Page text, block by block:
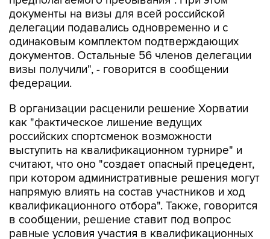
документы на визы для всей российской
делегации подавались одновременно и с
одинаковым комплектом подтверждающих
документов. Остальные 56 членов делегации
визы получили", - говорится в сообщении
федерации.
В организации расценили решение Хорватии
как "фактическое лишение ведущих
российских спортсменок возможности
выступить на квалификационном турнире" и
считают, что оно "создает опасный прецедент,
при котором административные решения могут
напрямую влиять на состав участников и ход
квалификационного отбора". Также, говорится
в сообщении, решение ставит под вопрос
равные условия участия в квалификационных